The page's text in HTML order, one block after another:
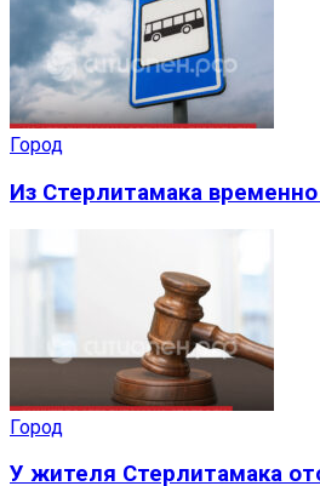
Город
Из Стерлитамака
Город
У жителя Стерлитамака